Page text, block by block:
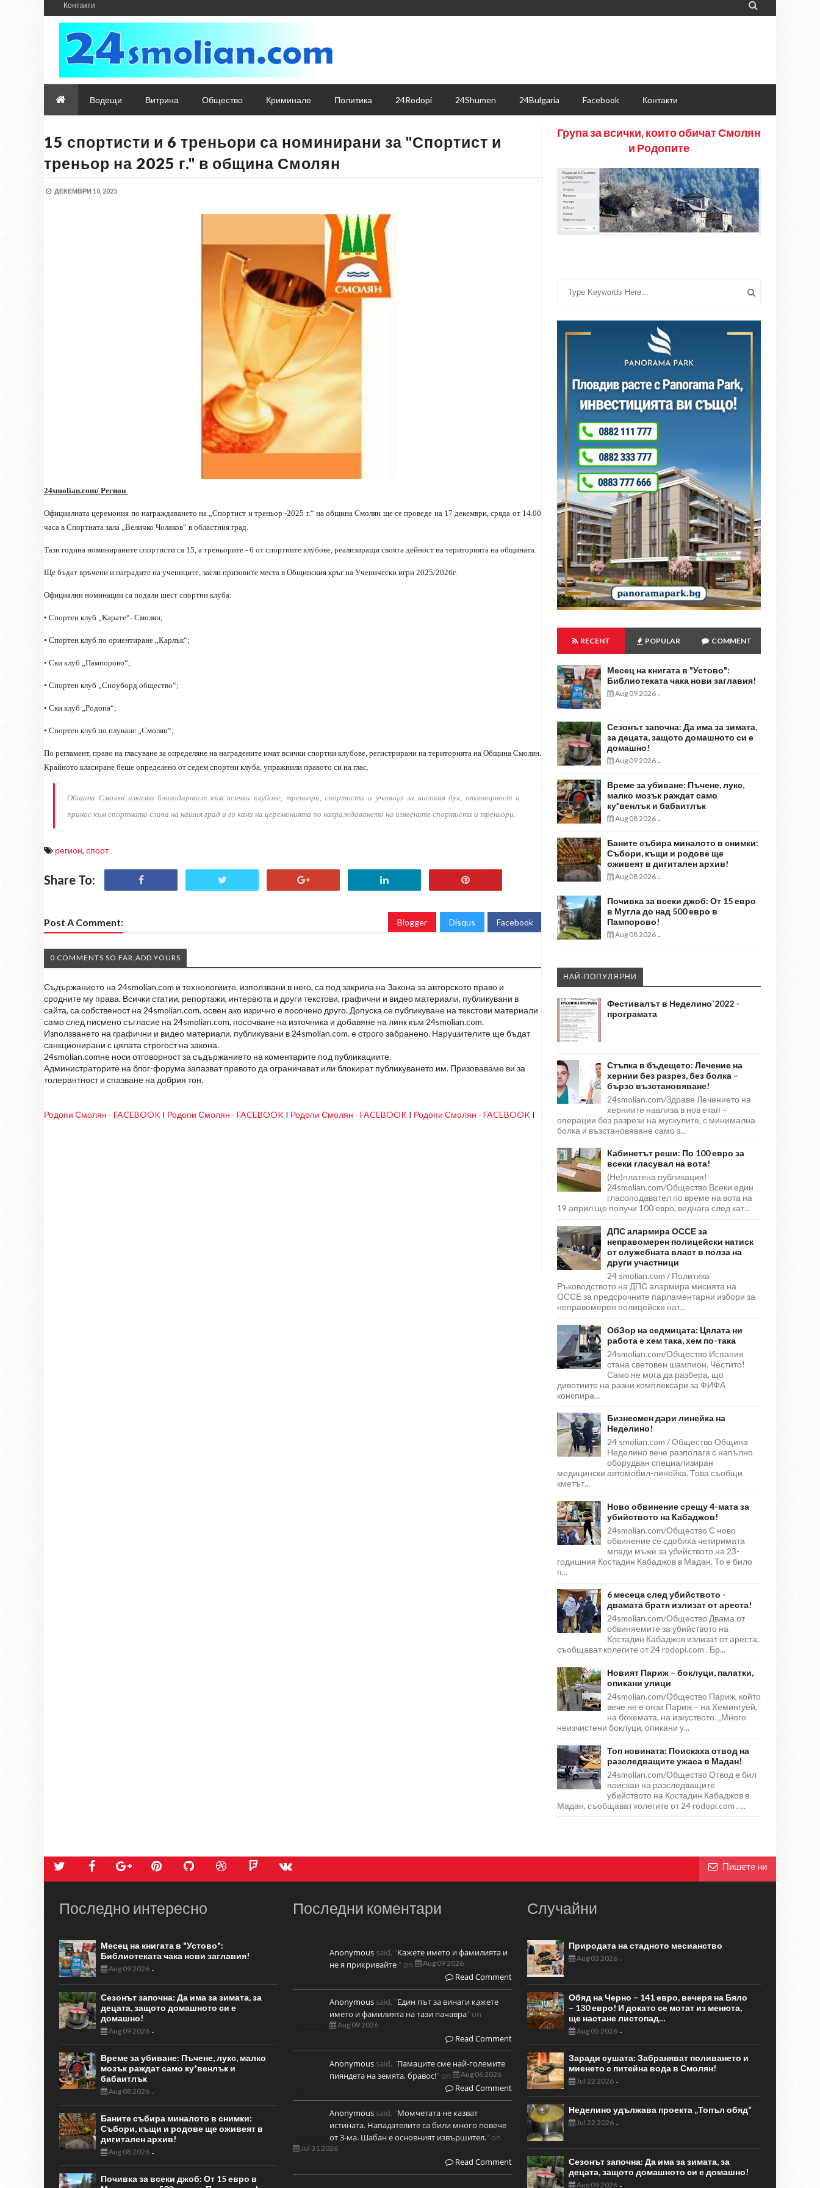
Контакти 
Водещи Витрина Общество Криминале Политика 24Rodopi 24Shumen 24Bulgaria Facebook Контакти
15 спортисти и 6 треньори са номинирани за "Спортист и
треньор на 2025 г." в община Смолян
ДЕКЕМВРИ 10, 2025
24smolian.com/ Регион
Официалната церемония по награждаването на „Спортист и треньор -2025 г.“ на община Смолян ще се проведе на 17 декември, сряда от 14.00
часа в Спортната зала „Величко Чолаков“ в областния град.
Тази година номинираните спортисти са 15, а треньорите - 6 от спортните клубове, реализиращи своята дейност на територията на общината.
Ще бъдат връчени и наградите на учениците, заели призовите места в Общинския кръг на Ученически игри 2025/2026г.
Официални номинации са подали шест спортни клуба:
• Спортен клуб „Kарате“- Смолян;
• Спортен клуб по ориентиране „Карлък“;
• Ски клуб „Пампорово“;
• Спортен клуб „Сноуборд общество“;
• Ски клуб „Родопа“;
• Спортен клуб по плуване „Смолян“;
По регламент, право на гласуване за определяне на наградените имат всички спортни клубове, регистрирани на територията на Община Смолян.
Крайното класиране беше определено от седем спортни клуба, упражнили правото си на глас.
Община Смолян изказва благодарност към всички клубове, треньори, спортисти и ученици за високия дух, отговорност и
принос към спортната слава на нашия град и ги кани на церемонията по награждаването на изявените спортисти и треньори.
регион, спорт
Share To:
Post A Comment: Blogger Disqus Facebook
0 COMMENTS SO FAR,ADD YOURS
Съдържанието на 24smolian.com и технологиите, използвани в него, са под закрила на Закона за авторското право и
сродните му права. Всички статии, репортажи, интервюта и други текстови, графични и видео материали, публикувани в
сайта, са собственост на 24smolian.com, освен ако изрично е посочено друго. Допуска се публикуване на текстови материали
само след писмено съгласие на 24smolian.com, посочване на източника и добавяне на линк към 24smolian.com.
Използването на графични и видео материали, публикувани в 24smolian.com. е строго забранено. Нарушителите ще бъдат
санкционирани с цялата строгост на закона.
24smolian.comне носи отговорност за съдържанието на коментарите под публикациите.
Администраторите на блог-форума запазват правото да ограничават или блокират публикуването им. Призоваваме ви за
толерантност и спазване на добрия тон.
Родопи Смолян - FACEBOOK I Родопи Смолян - FACEBOOK I Родопи Смолян - FACEBOOK I Родопи Смолян - FACEBOOK I
Група за всички, които обичат Смолян
и Родопите
RECENT POPULAR COMMENT
Месец на книгата в "Устово":
Библиотеката чака нови заглавия!
Aug 09 2026 -
Сезонът започна: Да има за зимата,
за децата, защото домашното си е
домашно!
Aug 09 2026 -
Време за убиване: Пъчене, лукс,
малко мозък раждат само
ку*венлък и бабаитлък
Aug 08 2026 -
Баните събира миналото в снимки:
Събори, къщи и родове ще
оживеят в дигитален архив!
Aug 08 2026 -
Почивка за всеки джоб: От 15 евро
в Мугла до над 500 евро в
Пампорово!
Aug 08 2026 -
НАЙ-ПОПУЛЯРНИ
Фестивалът в Неделино`2022 -
програмата
Стъпка в бъдещето: Лечение на
хернии без разрез, без болка –
бързо възстановяване!
24smolian.com/Здраве Лечението на
херниите навлиза в нов етап –
операции без разрези на мускулите, с минимална
болка и възстановяване само з...
Кабинетът реши: По 100 евро за
всеки гласувал на вота!
(Не)платена публикация!
24smolian.com/Общество Всеки един
гласоподавател по време на вота на
19 април ще получи 100 евро, веднага след кат...
ДПС алармира ОССЕ за
неправомерен полицейски натиск
от служебната власт в полза на
други участници
24 smolian.com / Политика
Ръководството на ДПС алармира мисията на
ОССЕ за предсрочните парламентарни избори за
неправомерен полицейски нат...
ОбЗор на седмицата: Цялата ни
работа е хем така, хем по-така
24smolian.com/Общество Испания
стана световен шампион. Честито!
Само не мога да разбера, що
дивотиите на разни комплексари за ФИФА
конспира...
Бизнесмен дари линейка на
Неделино!
24 smolian.com / Общество Община
Неделино вече разполага с напълно
оборудван специализиран
медицински автомобил-линейка. Това съобщи
кметът...
Ново обвинение срещу 4-мата за
убийството на Кабаджов!
24smolian.com/Общество С ново
обвинение се сдобиха четиримата
млади мъже за убийството на 23-
годишния Костадин Кабаджов в Мадан. То е било
п...
6 месеца след убийството -
двамата братя излизат от ареста!
24smolian.com/Общество Двама от
обвиняемите за убийството на
Костадин Кабаджов излизат от ареста,
съобщават колегите от 24 rodopi.com . Бр...
Новият Париж – боклуци, палатки,
опикани улици
24smolian.com/Общество Париж, който
вече не е онзи Париж – на Хемингуей,
на бохемата, на изкуството. „Много
неизчистени боклуци, опикани у...
Топ новината: Поискаха отвод на
разследващите ужаса в Мадан!
24smolian.com/Общество Отвод е бил
поискан на разследващите
убийството на Костадин Кабаджов в
Мадан, съобщават колегите от 24 rodopi.com . ...
Пишете ни
Последно интересно
Месец на книгата в "Устово":
Библиотеката чака нови заглавия!
Aug 09 2026 -
Сезонът започна: Да има за зимата, за
децата, защото домашното си е
домашно!
Aug 09 2026 -
Време за убиване: Пъчене, лукс, малко
мозък раждат само ку*венлък и
бабаитлък
Aug 08 2026 -
Баните събира миналото в снимки:
Събори, къщи и родове ще оживеят в
дигитален архив!
Aug 08 2026 -
Почивка за всеки джоб: От 15 евро в
Последни коментари
Anonymous said, "Кажете името и фамилията и
не я прикривайте " on Aug 09 2026
Read Comment
Anonymous said, "Един път за винаги кажете
името и фамилията на тази пачавра" on
Aug 09 2026
Read Comment
Anonymous said, "Памаците сме най-големите
пияндета на земята, бравос!" on Aug 06 2026
Read Comment
Anonymous said, "Момчетата не казват
истината. Нападателите са били много повече
от 3-ма. Шабан е основният извършител." on
Jul 31 2026
Read Comment
Случайни
Природата на стадното месианство
Aug 03 2026-
Обяд на Черно – 141 евро, вечеря на Бяло
– 130 евро! И докато се мотат из менюта,
ще настане листопад…
Aug 05 2026-
Заради сушата: Забраняват поливането и
миенето с питейна вода в Смолян!
Jul 22 2026-
Неделино удължава проекта „Топъл обяд“
Jul 22 2026-
Сезонът започна: Да има за зимата, за
децата, защото домашното си е домашно!
Aug 09 2026